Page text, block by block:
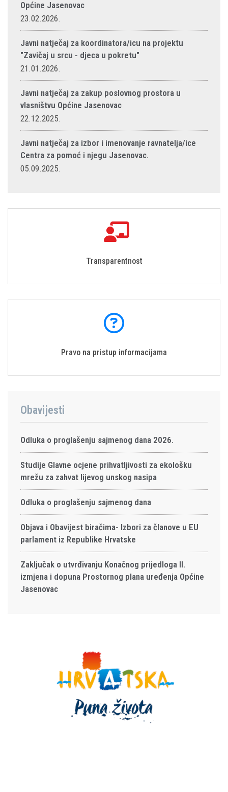
Općine Jasenovac
23.02.2026.
Javni natječaj za koordinatora/icu na projektu
"Zavičaj u srcu - djeca u pokretu"
21.01.2026.
Javni natječaj za zakup poslovnog prostora u
vlasništvu Općine Jasenovac
22.12.2025.
Javni natječaj za izbor i imenovanje ravnatelja/ice
Centra za pomoć i njegu Jasenovac.
05.09.2025.
Transparentnost
Pravo na pristup informacijama
Obavijesti
Odluka o proglašenju sajmenog dana 2026.
Studije Glavne ocjene prihvatljivosti za ekološku
mrežu za zahvat lijevog unskog nasipa
Odluka o proglašenju sajmenog dana
Objava i Obavijest biračima- Izbori za članove u EU
parlament iz Republike Hrvatske
Zaključak o utvrđivanju Konačnog prijedloga II.
izmjena i dopuna Prostornog plana uređenja Općine
Jasenovac